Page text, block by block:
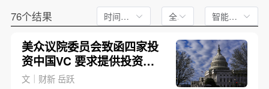
76个结果 时间不限 全文 智能排序
美众议院委员会致函四家投
资中国VC 要求提供投资硬
科技投资决策信息
文｜财新 岳跃